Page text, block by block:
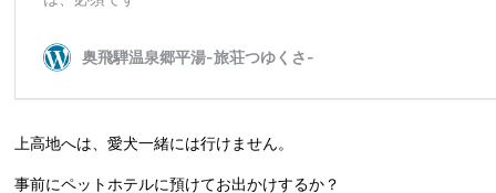
上高地へは、愛犬一緒には行けません。
事前にペットホテルに預けてお出かけするか？